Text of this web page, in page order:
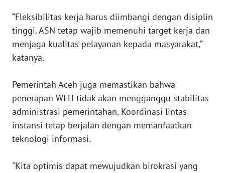
‎“Fleksibilitas kerja harus diimbangi dengan disiplin
tinggi. ASN tetap wajib memenuhi target kerja dan
menjaga kualitas pelayanan kepada masyarakat,”
katanya.
‎Pemerintah Aceh juga memastikan bahwa
penerapan WFH tidak akan mengganggu stabilitas
administrasi pemerintahan. Koordinasi lintas
instansi tetap berjalan dengan memanfaatkan
teknologi informasi.
‎"Kita optimis dapat mewujudkan birokrasi yang
WN
NTB
WN
SULBAR
WN